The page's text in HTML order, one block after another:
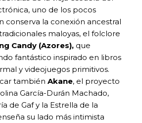
uno de los pocos
conserva la conexión ancestral
maloyas, el folclore
Candy (Azores), que
fantástico inspirado en libros
y videojuegos primitivos.
también Akane, el proyecto
García-Durán Machado,
de Gaf y la Estrella de la
su lado más intimista